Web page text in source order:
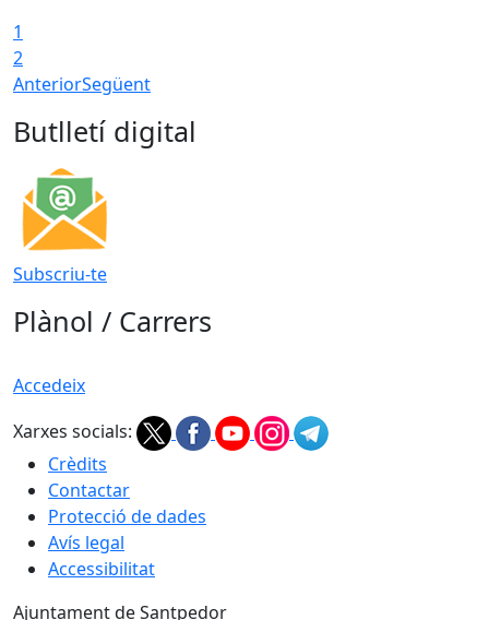
1
2
AnteriorSegüent
Butlletí digital
Subscriu-te
Plànol / Carrers
Accedeix
Xarxes socials:
Crèdits
Contactar
Protecció de dades
Avís legal
Accessibilitat
Ajuntament de Santpedor